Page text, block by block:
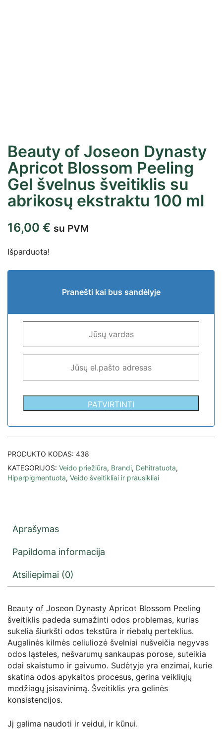
Beauty of Joseon Dynasty
Apricot Blossom Peeling
Gel švelnus šveitiklis su
abrikosų ekstraktu 100 ml
16,00 € su PVM
Išparduota!
Pranešti kai bus sandėlyje
PATVIRTINTI
PRODUKTO KODAS: 438
KATEGORIJOS: Veido priežiūra, Brandi, Dehitratuota,
Hiperpigmentuota, Veido šveitikliai ir prausikliai
Aprašymas
Papildoma informacija
Atsiliepimai (0)
Beauty of Joseon Dynasty Apricot Blossom Peeling
šveitiklis padeda sumažinti odos problemas, kurias
sukelia šiurkšti odos tekstūra ir riebalų perteklius.
Augalinės kilmės celiuliozė švelniai nušveičia negyvas
odos ląsteles, nešvarumų sankaupas porose, suteikia
odai skaistumo ir gaivumo. Sudėtyje yra enzimai, kurie
skatina odos apykaitos procesus, gerina veikliųjų
medžiagų įsisavinimą. Šveitiklis yra gelinės
konsistencijos.
Jį galima naudoti ir veidui, ir kūnui.